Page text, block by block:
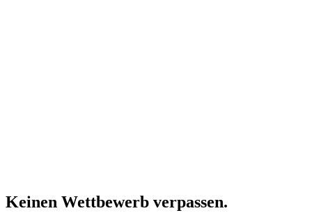
Keinen Wettbewerb verpassen.